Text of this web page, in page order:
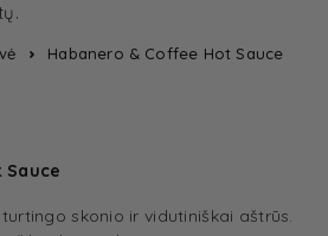
Habanero & Coffee Hot Sauce
Sauce
skonio ir vidutiniškai aštrūs.